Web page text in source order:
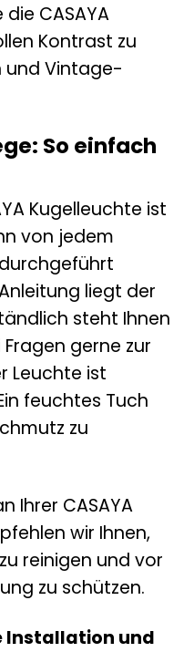
CASAYA
Kontrast zu
und Vintage-
So einfach
Kugelleuchte ist
von jedem
liegt der
steht Ihnen
gerne zur
Leuchte ist
feuchtes Tuch
zu
Ihrer CASAYA
wir Ihnen,
reinigen und vor
zu schützen.
Installation und